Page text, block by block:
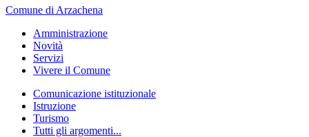
Comune di Arzachena
Amministrazione
Novità
Servizi
Vivere il Comune
Comunicazione istituzionale
Istruzione
Turismo
Tutti gli argomenti...